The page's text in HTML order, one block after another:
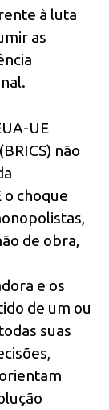
à luta
as
UE
não
choque
de obra,
e os
de um ou
suas